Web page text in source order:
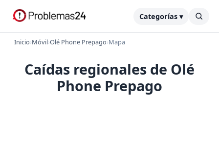
Categorías ▾
Inicio›Móvil›Olé Phone Prepago›Mapa
Caídas regionales de Olé
Phone Prepago